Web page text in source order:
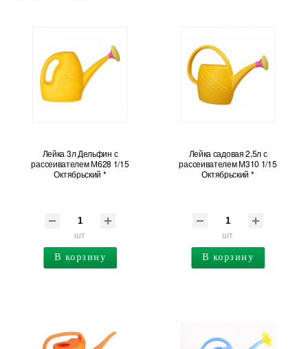
Лейка 3л Дельфин с
рассеивателем М628 1/15
Октябрьский *
шт
В корзину
Лейка садовая 2,5л с
рассеивателем М310 1/15
Октябрьский *
шт
В корзину